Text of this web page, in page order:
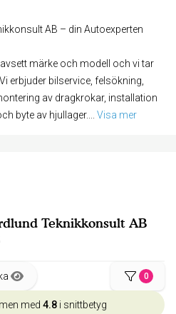
AB – din Autoexperten
märke och modell och vi tar
erbjuder bilservice, felsökning,
av dragkrokar, installation
byte av hjullager.
Visa mer
Teknikkonsult AB
0
med 4.8 i snittbetyg